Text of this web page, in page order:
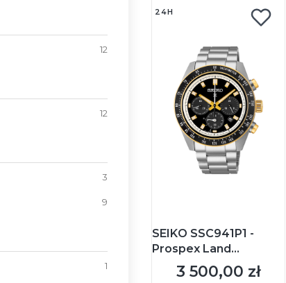
12
12
3
9
1
24H
SEIKO SSC941P1 -
Prospex Land
Speedtimer - Męski -
Zegarek kwarcowy z
Cena
3 500,00 zł